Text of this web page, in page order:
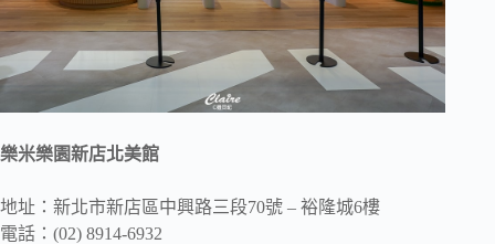
樂米樂園新店北美館
地址：新北市新店區中興路三段70號 – 裕隆城6樓
電話：(02) 8914-6932